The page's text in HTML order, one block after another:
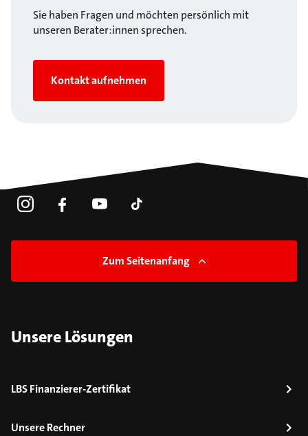
Sie haben Fragen und möchten persönlich mit
unseren Berater:innen sprechen.
Kontakt aufnehmen
Zum Seitenanfang
Unsere Lösungen
LBS Finanzierer-Zertifikat
Unsere Rechner